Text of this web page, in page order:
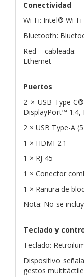
Conectividad
Wi-Fi: Intel® Wi-Fi
Bluetooth:
Red cableada:
Ethernet
Puertos
2 × USB Type-
DisplayPort™ 1.4,
2 × USB Type-A
1 × HDMI 2.1
1 × RJ-45
1 × Conector
1 × Ranura de
Nota: No se
Teclado y
Teclado:
Dispositivo
gestos